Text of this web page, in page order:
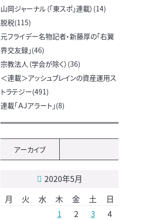
山岡ジャーナル（「東スポ」連載）(14)
脱税(115)
元フライデー名物記者・新藤厚の「右翼
界交友録」(46)
宗教法人（学会が除く）(36)
＜連載＞アッシュブレインの資産運用ス
トラテジー(491)
連載「ＡＪアラート」(8)
アーカイブ
2020年5月
月
火 水 木 金 土
日
1
2 3
4